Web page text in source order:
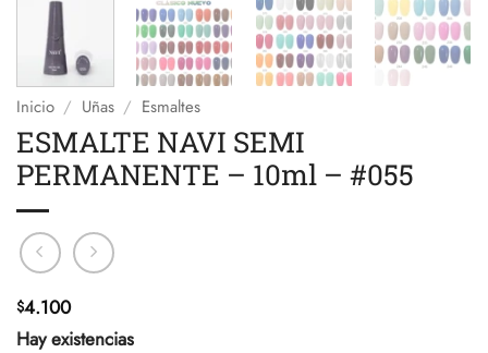
Inicio / Uñas / Esmaltes
ESMALTE NAVI SEMI
PERMANENTE – 10ml – #055
$4.100
Hay existencias